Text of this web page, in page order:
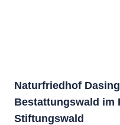
Naturfriedhof
Bestattungswald im
Stiftungswald